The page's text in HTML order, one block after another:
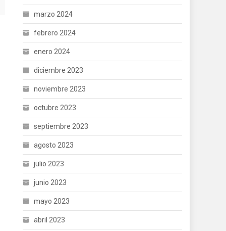
marzo 2024
febrero 2024
enero 2024
diciembre 2023
noviembre 2023
octubre 2023
septiembre 2023
agosto 2023
julio 2023
junio 2023
mayo 2023
abril 2023